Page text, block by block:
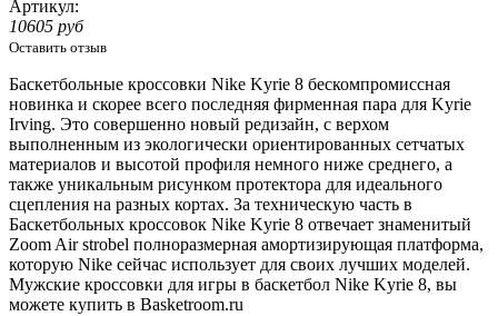
Артикул:
10605 руб
Оставить отзыв
Баскетбольные кроссовки Nike Kyrie 8 бескомпромиссная
новинка и скорее всего последняя фирменная пара для Kyrie
Irving. Это совершенно новый редизайн, с верхом
выполненным из экологически ориентированных сетчатых
материалов и высотой профиля немного ниже среднего, а
также уникальным рисунком протектора для идеального
сцепления на разных кортах. За техническую часть в
Баскетбольных кроссовок Nike Kyrie 8 отвечает знаменитый
Zoom Air strobel полноразмерная амортизирующая платформа,
которую Nike сейчас использует для своих лучших моделей.
Мужские кроссовки для игры в баскетбол Nike Kyrie 8, вы
можете купить в Basketroom.ru